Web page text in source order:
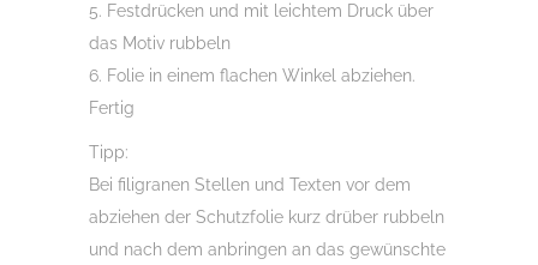
5. Festdrücken und mit leichtem Druck über
das Motiv rubbeln
6. Folie in einem flachen Winkel abziehen.
Fertig
Tipp:
Bei filigranen Stellen und Texten vor dem
abziehen der Schutzfolie kurz drüber rubbeln
und nach dem anbringen an das gewünschte